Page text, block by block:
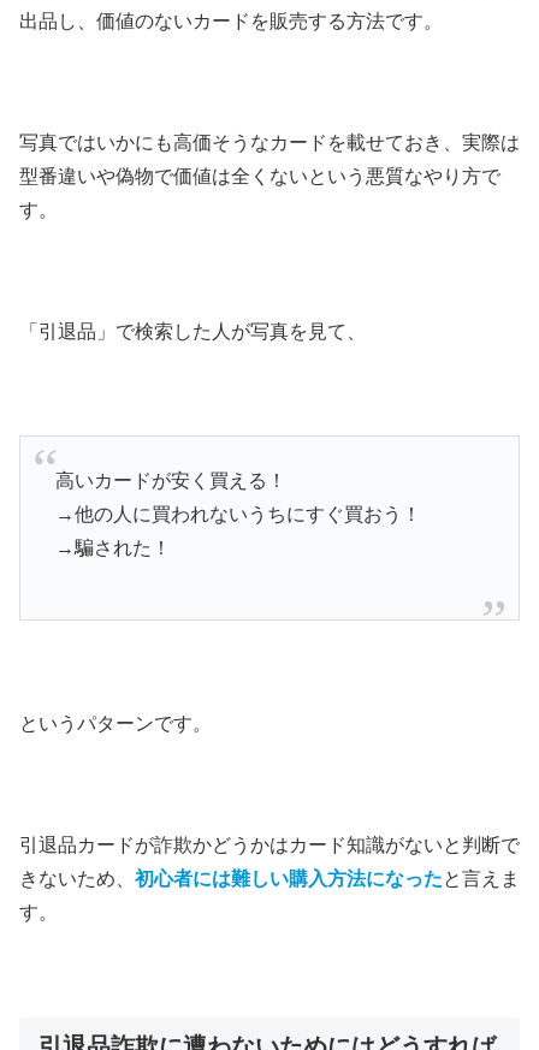
出品し、価値のないカードを販売する方法です。
写真ではいかにも高価そうなカードを載せておき、実際は
型番違いや偽物で価値は全くないという悪質なやり方で
す。
「引退品」で検索した人が写真を見て、
高いカードが安く買える！
→他の人に買われないうちにすぐ買おう！
→騙された！
というパターンです。
引退品カードが詐欺かどうかはカード知識がないと判断で
きないため、 初心者には難しい購入方法になったと言えま
す。